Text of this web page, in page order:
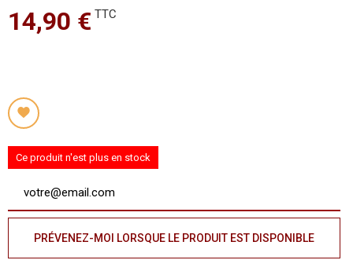
14,90 € TTC
Ce produit n'est plus en stock
PRÉVENEZ-MOI LORSQUE LE PRODUIT EST DISPONIBLE